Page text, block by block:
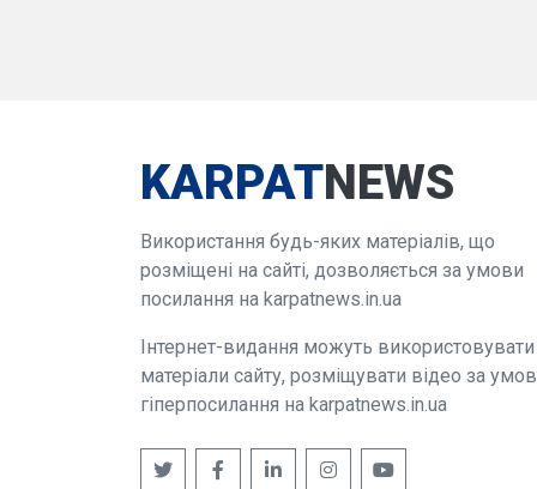
KARPATNEWS
Використання будь-яких матеріалів, що
розміщені на сайті, дозволяється за умови
посилання на karpatnews.in.ua
Інтернет-видання можуть використовувати
матеріали сайту, розміщувати відео за
гіперпосилання на karpatnews.in.ua